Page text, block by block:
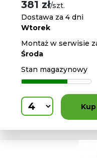
381 zł/szt.
Dostawa za 4 dni
Wtorek
Montaż w serwisie
Środa
Stan magazynowy
Kup